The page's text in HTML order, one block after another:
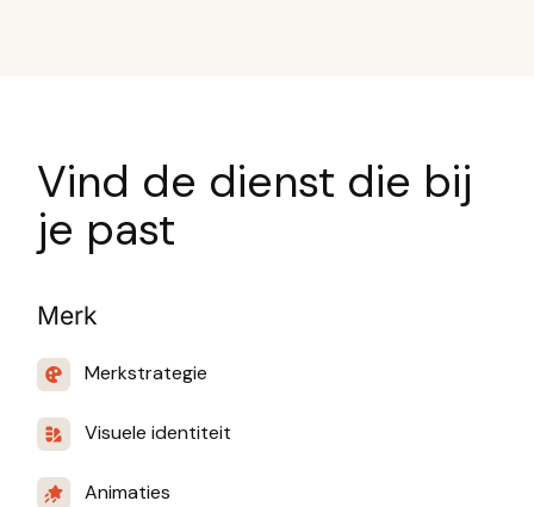
Vind de dienst die bij
je past
Merk
Merkstrategie
Visuele identiteit
Animaties